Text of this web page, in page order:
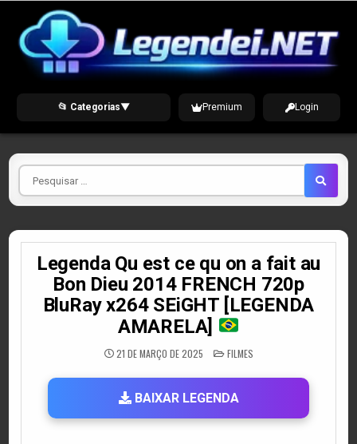
content
📂 Categorias▼ Premium Login
Pesquisar
por
Legenda Qu est ce qu on a fait au
Bon Dieu 2014 FRENCH 720p
BluRay x264 SEiGHT [LEGENDA
AMARELA]
21 DE MARÇO DE 2025 POSTED
IN
FILMES
BAIXAR LEGENDA